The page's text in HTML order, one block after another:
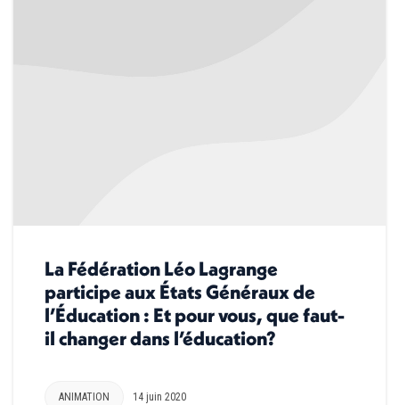
La Fédération Léo Lagrange
participe aux États Généraux de
l’Éducation : Et pour vous, que faut-
il changer dans l’éducation?
ANIMATION 14 juin 2020